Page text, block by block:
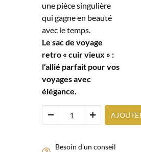
une pièce singulière
qui gagne en beauté
avec le temps.
Le sac de voyage
retro « cuir vieux » :
l’allié parfait pour vos
voyages avec
élégance.
Besoin d'un conseil